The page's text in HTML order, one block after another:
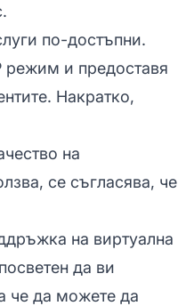
по-достъпни.
режим и предоставя
Накратко,
на
се съгласява, че
на виртуална
да ви
че да можете да